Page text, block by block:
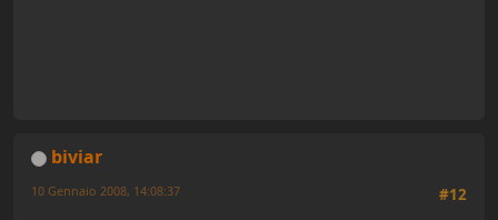
biviar
#12
10 Gennaio 2008, 14:08:37